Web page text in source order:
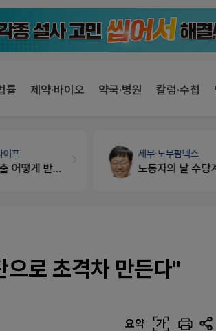
률 제약·바이오 약국·병원 칼럼·수첩
노동자의 날 수당계산은 어떻게 되나요
약국인테리어생각자
매대 높이
로 초격차 만든다"
요약 가